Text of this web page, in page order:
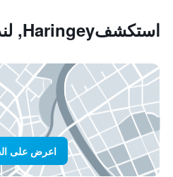
استكشفHaringey, لندن
اعرض على